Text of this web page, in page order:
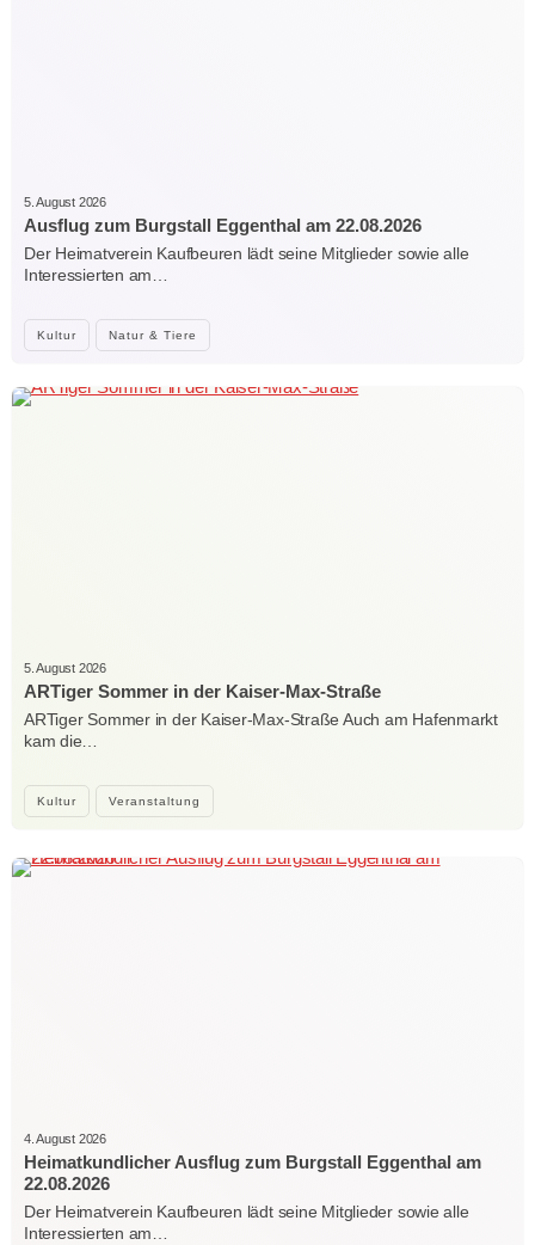
Kultur Natur & Tiere
5. August 2026
Ausflug zum Burgstall Eggenthal am 22.08.2026
Der Heimatverein Kaufbeuren lädt seine Mitglieder sowie alle
Interessierten am…
Kultur Veranstaltung
5. August 2026
ARTiger Sommer in der Kaiser-Max-Straße
ARTiger Sommer in der Kaiser-Max-Straße Auch am Hafenmarkt
kam die…
4. August 2026
Heimatkundlicher Ausflug zum Burgstall Eggenthal am
22.08.2026
Der Heimatverein Kaufbeuren lädt seine Mitglieder sowie alle
Interessierten am…